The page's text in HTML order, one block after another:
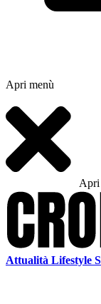
Apri menù
Apri
Attualità Lifestyle